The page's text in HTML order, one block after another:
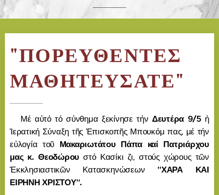
"ΠΟΡΕΥΘΕΝΤΕΣ
ΜΑΘΗΤΕΥΣΑΤΕ"
Μέ αὐτό τό σύνθημα ξεκίνησε τήν Δευτέρα 9/5 ἡ
Ἱερατική Σύναξη τῆς Ἐπισκοπῆς Μπουκόμ πας, μέ τήν
εύλογία τοῦ Μακαριωτάτου Πάπα καί Πατριάρχου
μας κ. Θεοδώρου στό Κασίκι ζι, στούς χώρους τῶν
Ἐκκλησιαστικῶν Κατασκηνώσεων "ΧΑΡΑ ΚΑΙ
ΕΙΡΗΝΗ ΧΡΙΣΤΟΥ".